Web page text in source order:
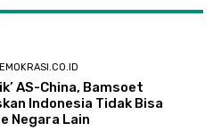
AS-China, Bamsoet
Indonesia Tidak Bisa
Negara Lain